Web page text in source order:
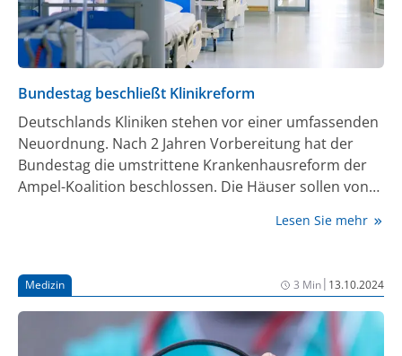
Bundestag beschließt Klinikreform
Deutschlands Kliniken stehen vor einer umfassenden
Neuordnung. Nach 2 Jahren Vorbereitung hat der
Bundestag die umstrittene Krankenhausreform der
Ampel-Koalition beschlossen. Die Häuser sollen von
Behandlungen stärker spezialisieren. Die Opposition
durch den Bundesrat. Sie ist dem Gesetzentwurf
zufolge dort zwar nicht zustimmungsbedürftig, kann
aber im Vermittlungsausschuss aufgehalten werden.
Lesen Sie mehr
Medizin 3 Min| 13.10.2024